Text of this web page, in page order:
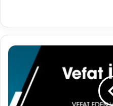
10.10.2021